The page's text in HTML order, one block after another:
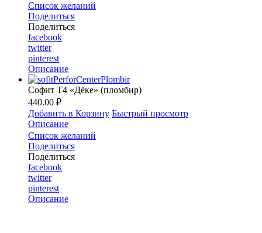
Список желаний
Поделиться
Поделиться
facebook
twitter
pinterest
Описание
Софит Т4 «Дёке» (пломбир)
440.00 ₽
Добавить в Корзину Быстрый просмотр
Описание
Список желаний
Поделиться
Поделиться
facebook
twitter
pinterest
Описание